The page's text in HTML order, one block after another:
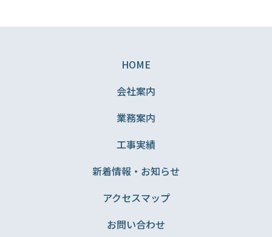
HOME
会社案内
業務案内
工事実績
新着情報・お知らせ
アクセスマップ
お問い合わせ